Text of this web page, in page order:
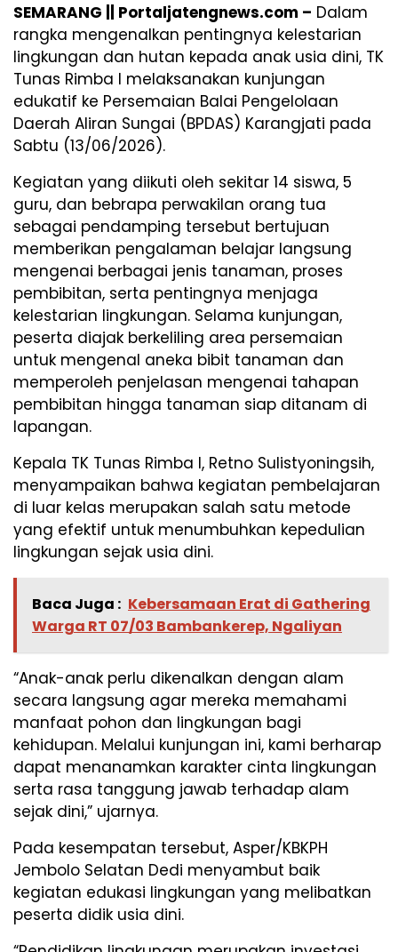
SEMARANG || Portaljatengnews.com – Dalam
rangka mengenalkan pentingnya kelestarian
lingkungan dan hutan kepada anak usia dini, TK
Tunas Rimba I melaksanakan kunjungan
edukatif ke Persemaian Balai Pengelolaan
Daerah Aliran Sungai (BPDAS) Karangjati pada
Sabtu (13/06/2026).
Kegiatan yang diikuti oleh sekitar 14 siswa, 5
guru, dan bebrapa perwakilan orang tua
sebagai pendamping tersebut bertujuan
memberikan pengalaman belajar langsung
mengenai berbagai jenis tanaman, proses
pembibitan, serta pentingnya menjaga
kelestarian lingkungan. Selama kunjungan,
peserta diajak berkeliling area persemaian
untuk mengenal aneka bibit tanaman dan
memperoleh penjelasan mengenai tahapan
pembibitan hingga tanaman siap ditanam di
lapangan.
Kepala TK Tunas Rimba I, Retno Sulistyoningsih,
menyampaikan bahwa kegiatan pembelajaran
di luar kelas merupakan salah satu metode
yang efektif untuk menumbuhkan kepedulian
lingkungan sejak usia dini.
Baca Juga : Kebersamaan Erat di Gathering
Warga RT 07/03 Bambankerep, Ngaliyan
“Anak-anak perlu dikenalkan dengan alam
secara langsung agar mereka memahami
manfaat pohon dan lingkungan bagi
kehidupan. Melalui kunjungan ini, kami berharap
dapat menanamkan karakter cinta lingkungan
serta rasa tanggung jawab terhadap alam
sejak dini,” ujarnya.
Pada kesempatan tersebut, Asper/KBKPH
Jembolo Selatan Dedi menyambut baik
kegiatan edukasi lingkungan yang melibatkan
peserta didik usia dini.